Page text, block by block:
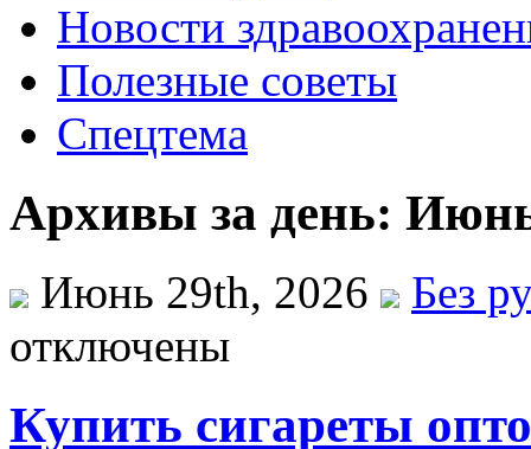
Новости
Полезные советы
Спецтема
Архивы за день:
Июнь 29th, 2026
Без
отключены
Купить сигареты